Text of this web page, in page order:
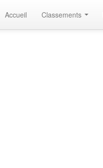
Accueil Classements